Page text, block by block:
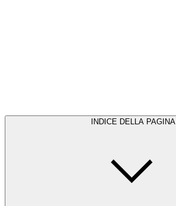
INDICE DELLA PAGINA